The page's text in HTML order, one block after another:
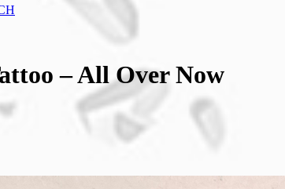
– All Over Now